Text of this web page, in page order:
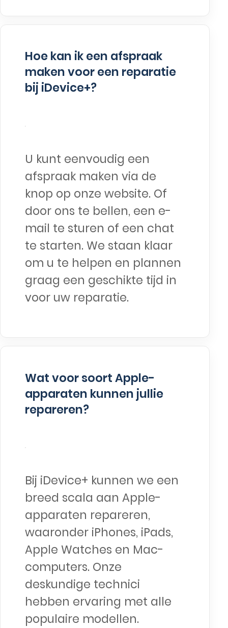
Hoe kan ik een afspraak
maken voor een reparatie
bij iDevice+?
U kunt eenvoudig een
afspraak maken via de
knop op onze website. Of
door ons te bellen, een e-
mail te sturen of een chat
te starten. We staan klaar
om u te helpen en plannen
graag een geschikte tijd in
voor uw reparatie.
Wat voor soort Apple-
apparaten kunnen jullie
repareren?
Bij iDevice+ kunnen we een
breed scala aan Apple-
apparaten repareren,
waaronder iPhones, iPads,
Apple Watches en Mac-
computers. Onze
deskundige technici
hebben ervaring met alle
populaire modellen.